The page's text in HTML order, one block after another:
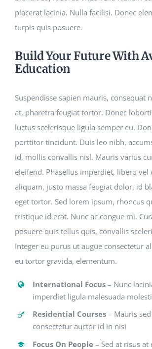
placerat lacinia. Nulla facilisi. Donec
turpis quis posuere.
Build Your Future With
Education
Suspendisse sapien mauris, consequat
at, pharetra feugiat tortor. Donec
luctus scelerisque ligula semper eu.
porttitor tincidunt. Duis leo nibh,
id, mollis convallis nisl. Mauris varius
eleifend. Phasellus imperdiet, libero vel
aliquam, justo massa feugiat dolor, id
eget tortor. Sed lorem ipsum, rhoncus
tristique id erat. Nunc ac congue mi.
posuere quis tellus quis, convallis
Integer eu purus ut augue consectetur
eu tortor gravida, elementum.
International Focus– Nunc
imperdiet ligula malesuada
Residential Courses– Mauris
consectetur auctor id in nisi
Focus On People– Sed at risus at